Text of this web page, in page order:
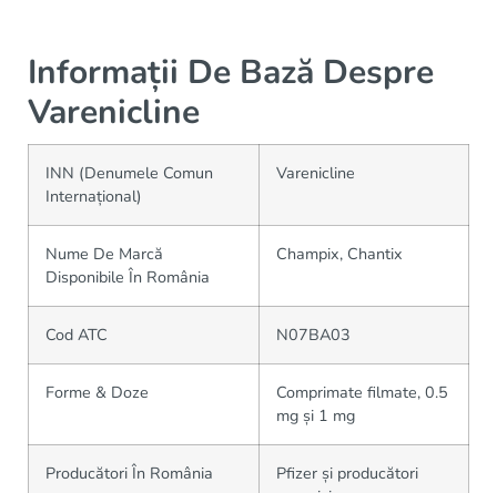
Informații De Bază Despre
Varenicline
INN (Denumele Comun
Internațional)
Varenicline
Nume De Marcă
Disponibile În România
Champix, Chantix
Cod ATC N07BA03
Forme & Doze
Comprimate filmate, 0.5
mg și 1 mg
Producători În România
Pfizer și producători